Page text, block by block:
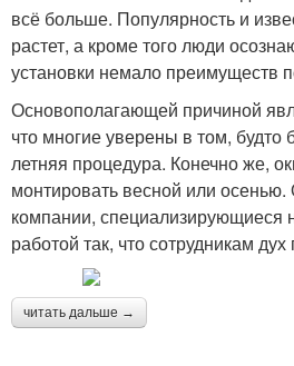
всё больше. Популярность и
растет, а кроме того люди
установки немало преимуществ
Основополагающей причиной
что многие уверены в том, будто
летняя процедура. Конечно же,
монтировать весной или
компании, специализирующиеся
работой так, что сотрудникам
читать дальше →